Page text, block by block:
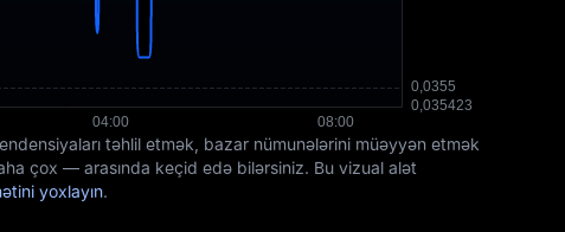
təhlil etmək, bazar nümunələrini müəyyən etmək
çox — arasında keçid edə bilərsiniz. Bu vizual alət
yoxlayın.